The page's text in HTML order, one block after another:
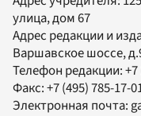
улица, дом 67
Адрес редакции и
Варшавское шоссе,
Телефон редакции:
Факс:+7 (495) 785-17-
Электронная почта: